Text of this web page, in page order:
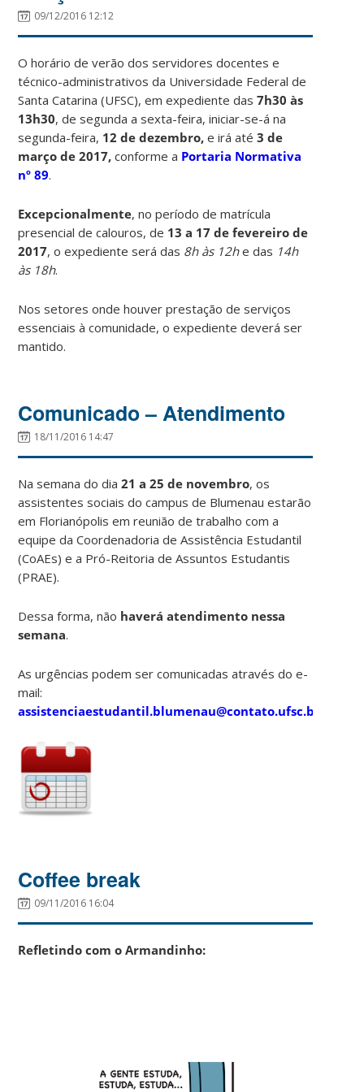
09/12/2016 12:12
O horário de verão dos servidores docentes e
técnico-administrativos da Universidade Federal de
Santa Catarina (UFSC), em expediente das7h30 às
13h30, de segunda a sexta-feira, iniciar-se-á na
segunda-feira, 12 de dezembro, e irá até3 de
março de 2017,conforme a Portaria Normativa
nº 89.
Excepcionalmente, no período de matrícula
presencial de calouros, de 13 a 17 de fevereiro de
2017, o expediente será das 8h às 12he das 14h
às 18h.
Nos setores onde houver prestação de serviços
essenciais à comunidade, o expediente deverá ser
mantido.
Comunicado – Atendimento
18/11/2016 14:47
Na semana do dia21 a 25 de novembro, os
assistentes sociais do campus de Blumenau estarão
em Florianópolis em reunião de trabalho com a
equipe da Coordenadoria de Assistência Estudantil
(CoAEs) e a Pró-Reitoria de Assuntos Estudantis
(PRAE).
Dessa forma, não haverá atendimento nessa
semana.
As urgências podem ser comunicadas através do e-
mail:
assistenciaestudantil.blumenau@contato.ufsc.br
Coffee break
09/11/2016 16:04
Refletindo com o Armandinho: